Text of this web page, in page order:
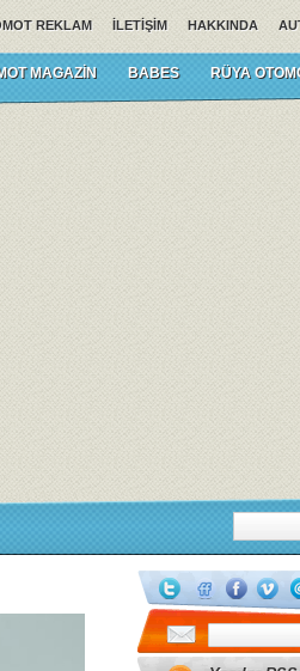
HAKKINDA
İLETIŞIM
REKLAM
MAGAZIN BABES RÜYA